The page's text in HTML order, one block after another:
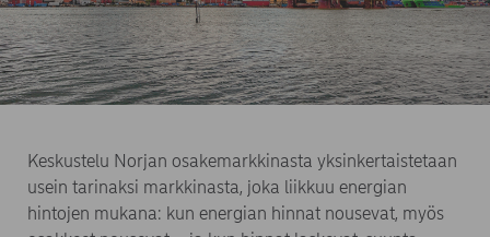
Keskustelu Norjan osakemarkkinasta yksinkertaistetaan
usein tarinaksi markkinasta, joka liikkuu energian
hintojen mukana: kun energian hinnat nousevat, myös